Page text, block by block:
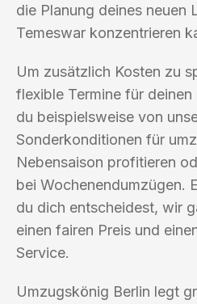
die Planung deines neuen
Temeswar konzentrieren
Um zusätzlich Kosten zu
flexible Termine für
du beispielsweise von
Sonderkonditionen für
Nebensaison profitieren
bei Wochenendumzügen.
du dich entscheidest, wir
einen fairen Preis und
Service.
Umzugskönig Berlin legt